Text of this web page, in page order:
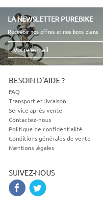
LA NEWSLETTER PUREBIKE
Recevoir nos offres et nos bons plans
Votre
e-
mail
BESOIN D'AIDE ?
FAQ
Transport et livraison
Service après-vente
Contactez-nous
Politique de confidentialité
Conditions générales de vente
Mentions légales
SUIVEZ-NOUS